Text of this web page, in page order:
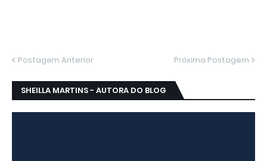
Postagem Anterior Próxima Postagem
SHEILLA MARTINS - AUTORA DO BLOG